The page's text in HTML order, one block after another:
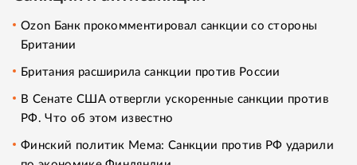
Ozon Банк прокомментировал санкции со стороны
Британии
Британия расширила санкции против России
В Сенате США отвергли ускоренные санкции против
РФ. Что об этом известно
Финский политик Мема: Санкции против РФ ударили